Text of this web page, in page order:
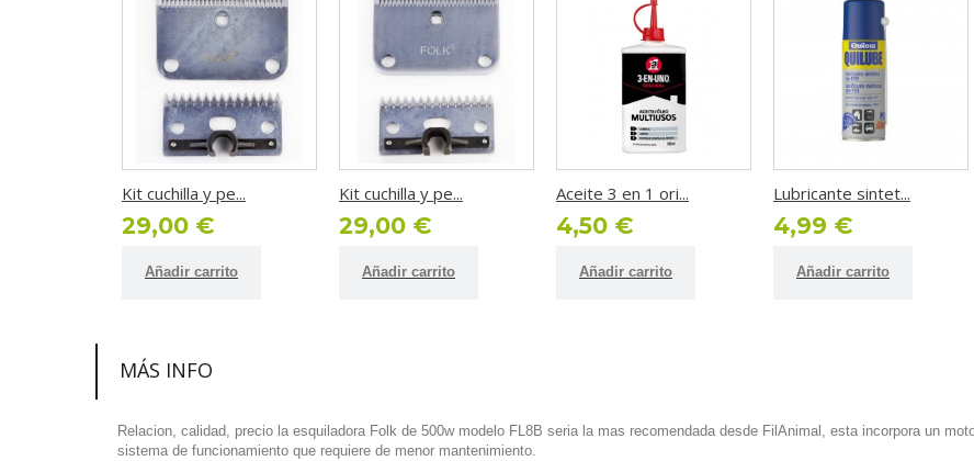
Kit cuchilla y pe...
29,00 €
Añadir carrito
Kit cuchilla y pe...
29,00 €
Añadir carrito
Aceite 3 en 1 ori...
4,50 €
Añadir carrito
Lubricante sintet...
4,99 €
Añadir carrito
MÁS INFO
Relacion, calidad, precio la esquiladora Folk de 500w modelo FL8B seria la mas recomendada desde FilAnimal, esta incorpora un
sistema de funcionamiento que requiere de menor mantenimiento.